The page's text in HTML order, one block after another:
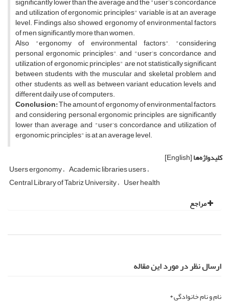
and utilization of ergonomic principles" variable is at an average
level. Findings also showed ergonomy of environmental factors
of men significantly more than women.
Also "ergonomy of environmental factors", "considering
personal ergonomic principles", and "user’s concordance and
utilization of ergonomic principles" are not statistically significant
between students with the muscular and skeletal problem and
other students, as well as between variant education levels and
different daily use of computers.
Conclusion:The amount of ergonomy of environmental factors,
and considering personal ergonomic principles are significantly
lower than average, and "user’s concordance and utilization of
ergonomic principles" is at an average level.
کلیدواژه‌ها[English]
Users ergonomy Academic libraries users
Central Library of Tabriz University User health
مراجع
ارسال نظر در مورد این مقاله
نام و نام خانوادگی *